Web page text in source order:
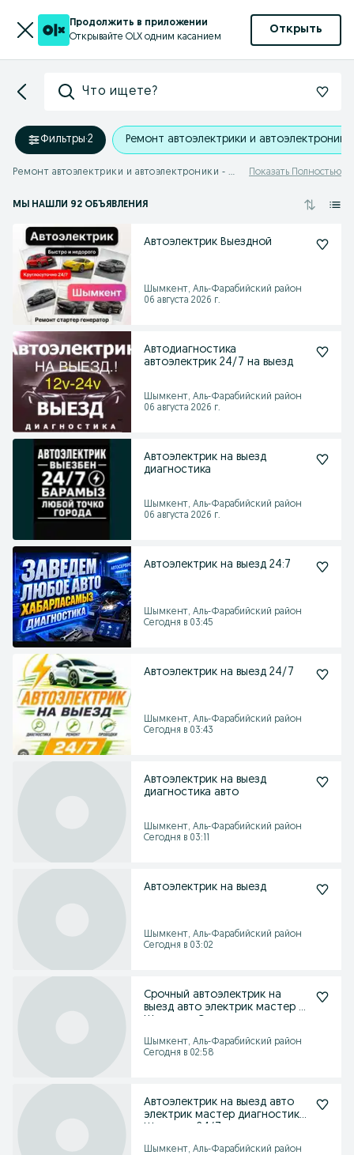
Продолжить в приложении
Открывайте OLX одним касанием
Открыть
Что ищете?
Фильтры·2 Ремонт автоэлектрики и автоэлектроники
Ремонт автоэлектрики и автоэлектроники - Шымкент Показать Полностью
МЫ НАШЛИ 92 ОБЪЯВЛЕНИЯ
Автоэлектрик Выездной
Шымкент, Аль-Фарабийский район
06 августа 2026 г.
Автодиагностика
автоэлектрик 24/7 на выезд
Шымкент, Аль-Фарабийский район
06 августа 2026 г.
Автоэлектрик на выезд
диагностика
Шымкент, Аль-Фарабийский район
06 августа 2026 г.
Автоэлектрик на выезд 24:7
Шымкент, Аль-Фарабийский район
Сегодня в 03:45
Автоэлектрик на выезд 24/7
Шымкент, Аль-Фарабийский район
Сегодня в 03:43
Автоэлектрик на выезд
диагностика авто
Шымкент, Аль-Фарабийский район
Сегодня в 03:11
Автоэлектрик на выезд
Шымкент, Аль-Фарабийский район
Сегодня в 03:02
Срочный автоэлектрик на
выезд авто электрик мастер в
Шымкент, Аль-Фарабийский район
Сегодня в 02:58
Автоэлектрик на выезд авто
электрик мастер диагностика
Шымкент, Аль-Фарабийский район